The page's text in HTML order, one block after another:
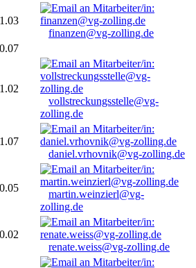
1.03
finanzen@vg-zolling.de
0.07
1.02
vollstreckungsstelle@vg-
zolling.de
1.07
daniel.vrhovnik@vg-zolling.de
0.05
martin.weinzierl@vg-
zolling.de
0.02
renate.weiss@vg-zolling.de